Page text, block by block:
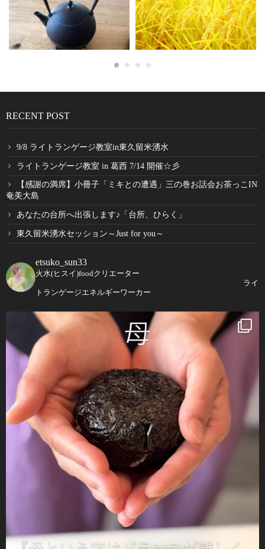
RECENT POST
9/8 ライトランゲージ教室in東久留米湧水
ライトランゲージ教室 in 葛西 7/14 開催☆彡
【感謝の満席】小冊子「ミキとの遭遇」三の巻お話会お茶っこIN
奄美大島
あなたの台所へ出張します♪「台所、ひらく」
東久留米湧水セッション～Just for you～
etsuko_sun33
火水(ヒスイ)foodクリエーター
ライ
トランゲージエネルギーワーカー